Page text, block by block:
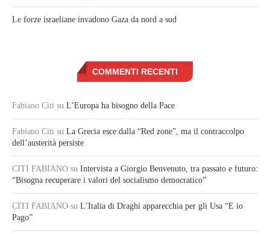
Le forze israeliane invadono Gaza da nord a sud
COMMENTI RECENTI
Fabiano Citi su L’Europa ha bisogno della Pace
Fabiano Citi su La Grecia esce dalla “Red zone”, ma il contraccolpo
dell’austerità persiste
CITI FABIANO su Intervista a Giorgio Benvenuto, tra passato e futuro:
“Bisogna recuperare i valori del socialismo democratico”
CITI FABIANO su L’Italia di Draghi apparecchia per gli Usa “E io
Pago”